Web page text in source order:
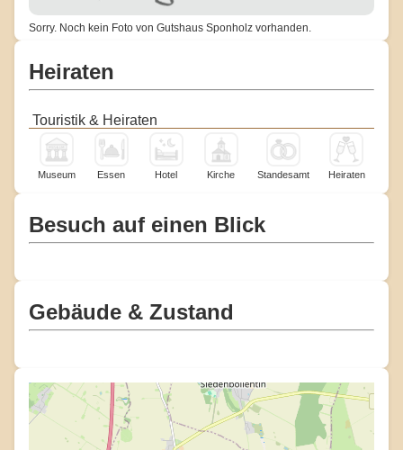
Sorry. Noch kein Foto von Gutshaus Sponholz vorhanden.
Heiraten
Touristik & Heiraten
Museum Essen Hotel Kirche Standesamt Heiraten
Besuch auf einen Blick
Gebäude & Zustand